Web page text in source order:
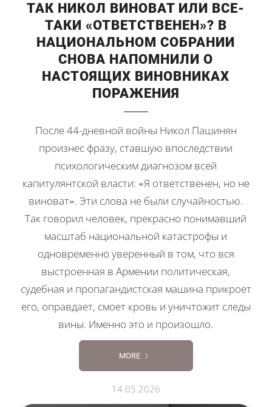
ТАК НИКОЛ ВИНОВАТ ИЛИ ВСЕ-
ТАКИ «ОТВЕТСТВЕНЕН»? В
НАЦИОНАЛЬНОМ СОБРАНИИ
СНОВА НАПОМНИЛИ О
НАСТОЯЩИХ ВИНОВНИКАХ
ПОРАЖЕНИЯ
После 44-дневной войны Никол Пашинян
произнес фразу, ставшую впоследствии
психологическим диагнозом всей
капитулянтской власти: «Я ответственен, но не
виноват». Эти слова не были случайностью.
Так говорил человек, прекрасно понимавший
масштаб национальной катастрофы и
одновременно уверенный в том, что вся
выстроенная в Армении политическая,
судебная и пропагандистская машина прикроет
его, оправдает, смоет кровь и уничтожит следы
вины. Именно это и произошло.
MORE
14.05.2026